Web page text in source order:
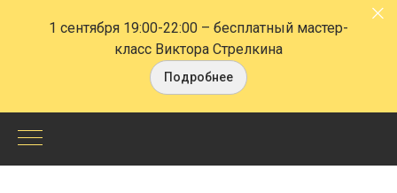
1 сентября 19:00-22:00 – бесплатный мастер-
класс Виктора Стрелкина
Подробнее